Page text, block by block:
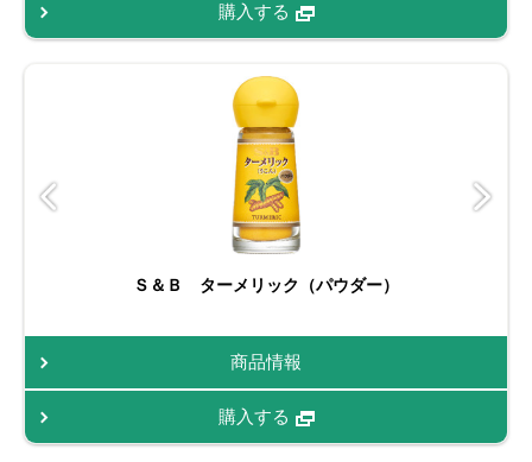
購入する
Ｓ＆Ｂ ターメリック（パウダー）
商品情報
購入する